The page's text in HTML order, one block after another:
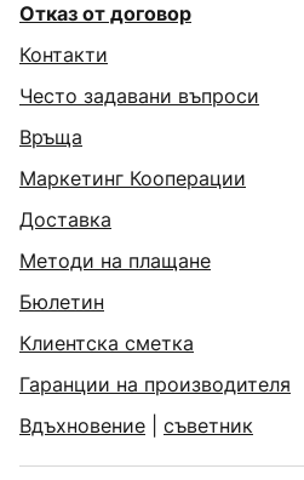
Отказ от договор
Контакти
Често задавани въпроси
Връща
Маркетинг Кооперации
Доставка
Методи на плащане
Бюлетин
Клиентска сметка
Гаранции на производителя
Вдъхновение
съветник